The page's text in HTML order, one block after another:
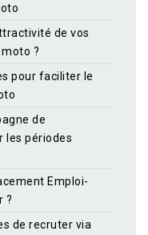
de vos
?
pour faciliter le
de
les périodes
Emploi-
?
de recruter via